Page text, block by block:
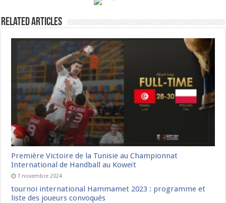
Related Articles
Première Victoire de la Tunisie au Championnat
International de Handball au Koweït
7 novembre 2024
tournoi international Hammamet 2023 : programme et
liste des joueurs convoqués